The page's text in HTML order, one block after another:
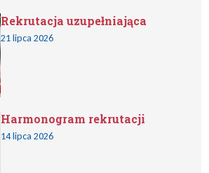
Rekrutacja uzupełniająca
21 lipca 2026
Harmonogram rekrutacji
14 lipca 2026